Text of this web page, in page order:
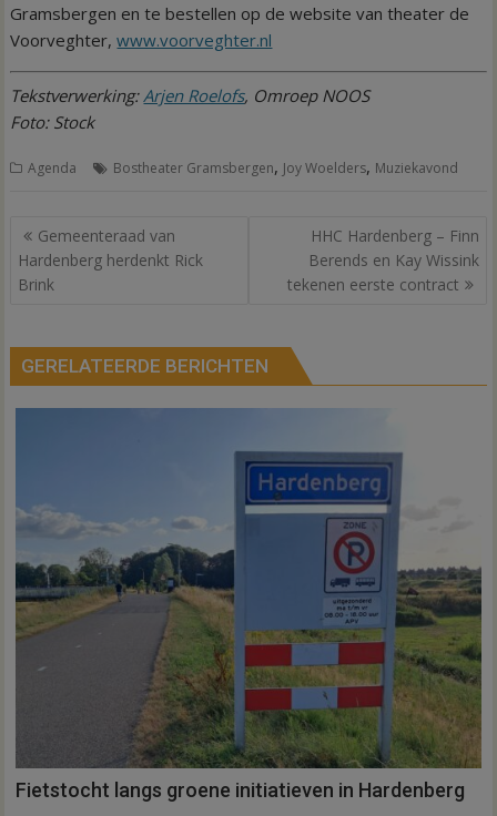
Gramsbergen en te bestellen op de website van theater de
Voorveghter,www.voorveghter.nl
Tekstverwerking: Arjen Roelofs, Omroep NOOS
Foto: Stock
Agenda Bostheater Gramsbergen, Joy Woelders, Muziekavond
Bericht
navigatie
Gemeenteraad van
Hardenberg herdenkt Rick
Brink
HHC Hardenberg – Finn
Berends en Kay Wissink
tekenen eerste contract
GERELATEERDE BERICHTEN
Fietstocht langs groene initiatieven in Hardenberg